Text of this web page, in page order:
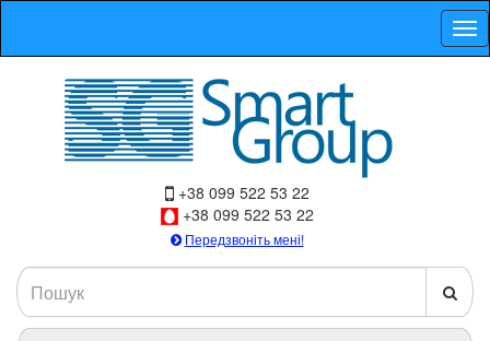
+38 099 522 53 22
+38 099 522 53 22
Передзвоніть мені!